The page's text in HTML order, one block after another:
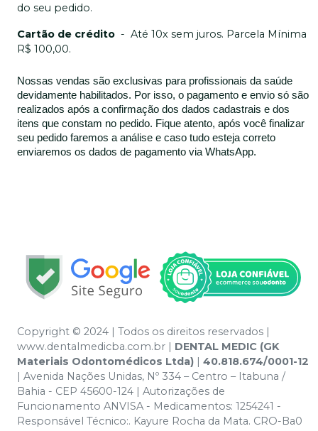
do seu pedido.
Cartão de crédito - Até 10x sem juros. Parcela Mínima
R$ 100,00.
Nossas vendas são exclusivas para profissionais da saúde
devidamente habilitados. Por isso, o pagamento e envio só são
realizados após a confirmação dos dados cadastrais e dos
itens que constam no pedido. Fique atento, após você finalizar
seu pedido faremos a análise e caso tudo esteja correto
enviaremos os dados de pagamento via WhatsApp.
Copyright © 2024 | Todos os direitos reservados |
www.dentalmedicba.com.br | DENTAL MEDIC (GK
Materiais Odontomédicos Ltda) | 40.818.674/0001-12
| Avenida Nações Unidas, Nº 334 – Centro – Itabuna /
Bahia - CEP 45600-124 | Autorizações de
Funcionamento ANVISA - Medicamentos: 1254241 -
Responsável Técnico:. Kayure Rocha da Mata. CRO-Ba0